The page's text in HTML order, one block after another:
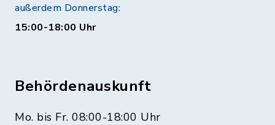
außerdem Donnerstag:
15:00-18:00 Uhr
Behördenauskunft
Mo. bis Fr. 08:00-18:00 Uhr